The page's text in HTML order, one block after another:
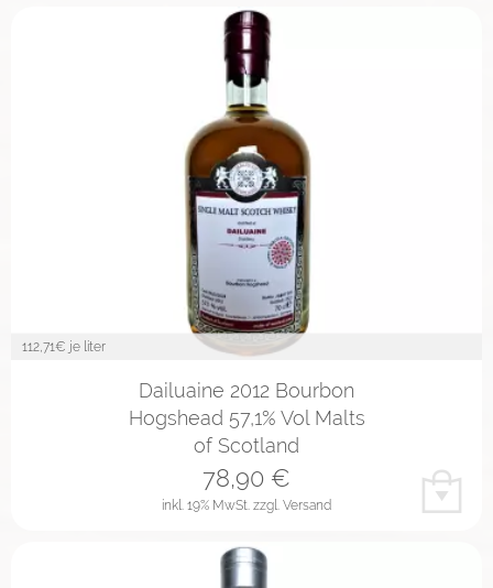
112,71€ je liter
Dailuaine 2012 Bourbon
Hogshead 57,1% Vol Malts
of Scotland
inkl. 19% MwSt. zzgl. Versand
78,90 €